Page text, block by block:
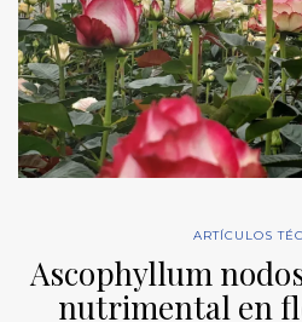
ARTÍCULOS
Ascophyllum
nutrimental en